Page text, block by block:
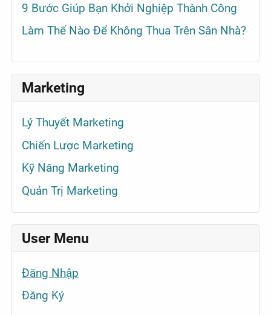
9 Bước Giúp Bạn Khởi Nghiệp Thành Công
Làm Thế Nào Để Không Thua Trên Sân Nhà?
Marketing
Lý Thuyết Marketing
Chiến Lược Marketing
Kỹ Năng Marketing
Quản Trị Marketing
User Menu
Đăng Nhập
Đăng Ký